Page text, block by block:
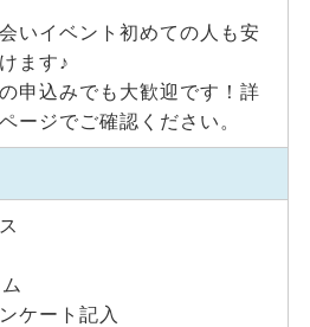
いイベント初めての人も安
ます♪
申込みでも大歓迎です！詳
ージでご確認ください。
ケート記入